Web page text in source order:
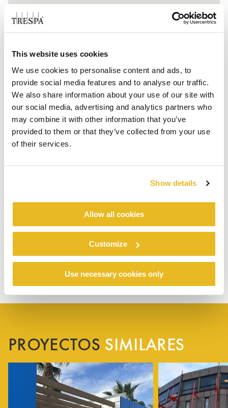
This website uses cookies
We use cookies to personalise content and ads, to
provide social media features and to analyse our traffic.
We also share information about your use of our site with
our social media, advertising and analytics partners who
may combine it with other information that you’ve
provided to them or that they’ve collected from your use
of their services.
Show details
Allow all cookies
Customize
Use necessary cookies only
PROYECTOS SIMILARES